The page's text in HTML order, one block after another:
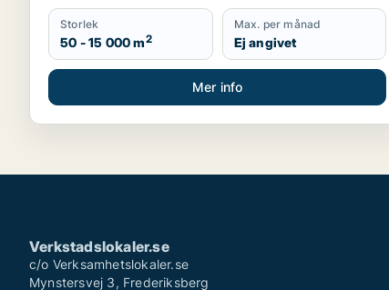
Storlek
50 - 15 000 m2
Max. per månad
Ej angivet
Mer info
Verkstadslokaler.se
c/o Verksamhetslokaler.se
Mynstersvej 3, Frederiksberg